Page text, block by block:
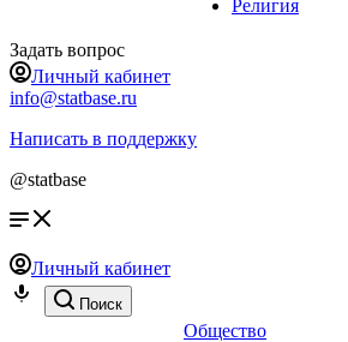
Религия
Задать вопрос
Личный кабинет
info@statbase.ru
Написать в поддержку
@statbase
Личный кабинет
Поиск
Общество